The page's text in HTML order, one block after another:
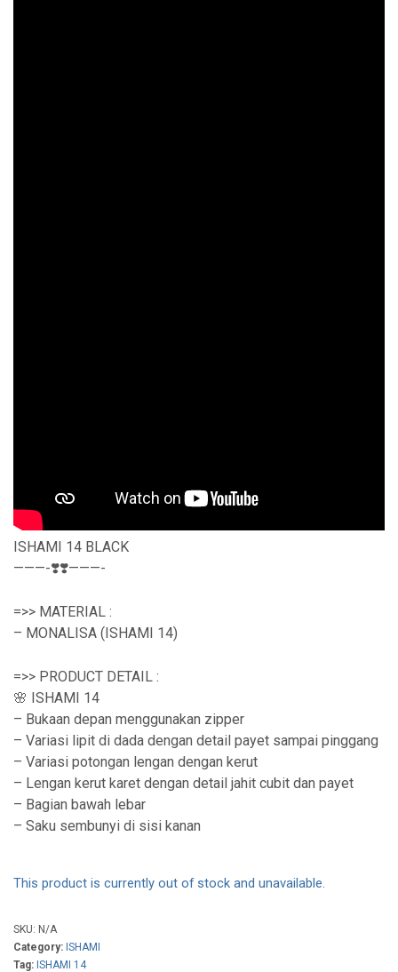
ISHAMI 14 BLACK
———-❣️❣️———-
=>> MATERIAL :
– MONALISA (ISHAMI 14)
=>> PRODUCT DETAIL :
🌸 ISHAMI 14
– Bukaan depan menggunakan zipper
– Variasi lipit di dada dengan detail payet sampai pinggang
– Variasi potongan lengan dengan kerut
– Lengan kerut karet dengan detail jahit cubit dan payet
– Bagian bawah lebar
– Saku sembunyi di sisi kanan
This product is currently out of stock and unavailable.
SKU: N/A
Category: ISHAMI
Tag: ISHAMI 14